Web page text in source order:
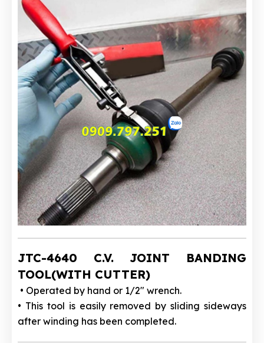
JTC-4640 C.V. JOINT BANDING
TOOL(WITH CUTTER)
• Operated by hand or 1/2" wrench.
• This tool is easily removed by sliding sideways
after winding has been completed.